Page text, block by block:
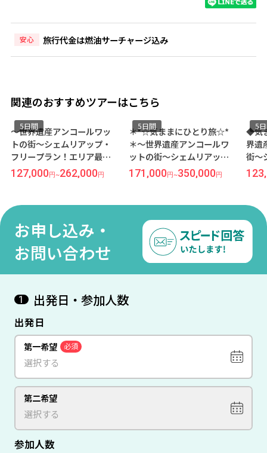
安心 旅行代金は燃油サーチャージ込み
関連のおすすめツアーはこちら
～世界遺産アンコールワッ
トの街～シェムリアップ・
フリープラン！エリア最大
級のプールでリゾート気分
を満喫『ソフィテル プーキ
発／ベトジェット利用》●
5日間
127,000円~262,000円
＊*☆気ままにひとり旅☆*
＊～世界遺産アンコールワ
ットの街～シェムリアッ
プ・フリープラン！街の中
心で優雅に滞在できる5ッ星
シェムリアップ』宿泊 5日間
《成田発／ベトジェット利
用》●受託手荷物20KG込み
5日間
171,000円~350,000円
◆気
界遺
街～
ープ
在
テル
ベト
5
お申し込み・
お問い合わせ
1 出発日・参加人数
出発日
第一希望 必須
第二希望
参加人数